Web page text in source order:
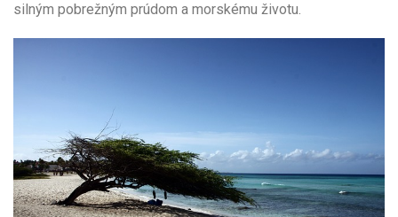
silným pobrežným prúdom a morskému životu.